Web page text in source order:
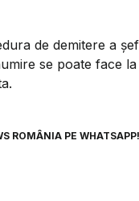
de demitere a
se poate face
ROMÂNIA PE WHATSAPP!